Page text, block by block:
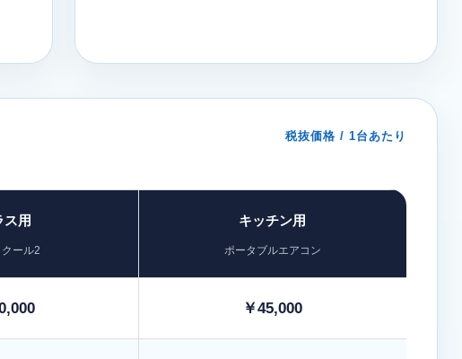
税抜価格 / 1台あたり
ス用
クール2
キッチン用
ポータブルエアコン
￥45,000